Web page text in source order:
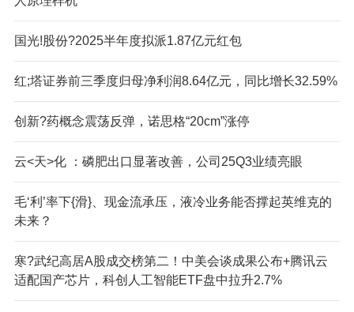
国光!股份?2025半年度拟派1.87亿元红包
红;塔证券前三季度归母净利润8.64亿元，同比增长32.59%
创新?药概念震荡反弹，诺思格“20cm”涨停
云<天>化 ：磷肥出口显著改善，公司25Q3业绩亮眼
毛‘利’率下{滑}、现金流承压，液冷业务能否撑起英维克的
未来？
寒?武纪高居A股成交榜第二！中美会谈成果公布+腾讯云
适配国产芯片，科创人工智能ETF盘中拉升2.7%